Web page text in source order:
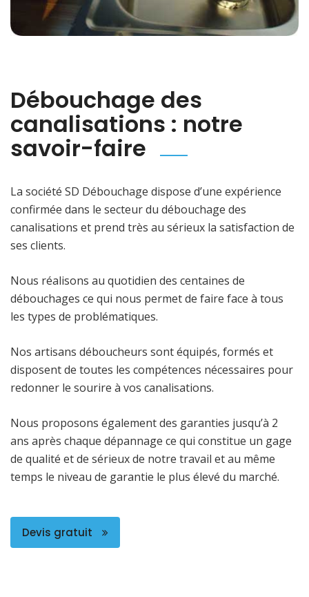
Débouchage des
canalisations : notre
savoir-faire
La société SD Débouchage dispose d’une expérience
confirmée dans le secteur du débouchage des
canalisations et prend très au sérieux la satisfaction de
ses clients.
Nous réalisons au quotidien des centaines de
débouchages ce qui nous permet de faire face à tous
les types de problématiques.
Nos artisans déboucheurs sont équipés, formés et
disposent de toutes les compétences nécessaires pour
redonner le sourire à vos canalisations.
Nous proposons également des garanties jusqu’à 2
ans après chaque dépannage ce qui constitue un gage
de qualité et de sérieux de notre travail et au même
temps le niveau de garantie le plus élevé du marché.
Devis gratuit